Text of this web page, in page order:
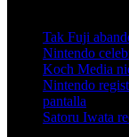
Tak Fuji
Nintendo
Koch Media
Nintendo
pantalla
Satoru Iwata